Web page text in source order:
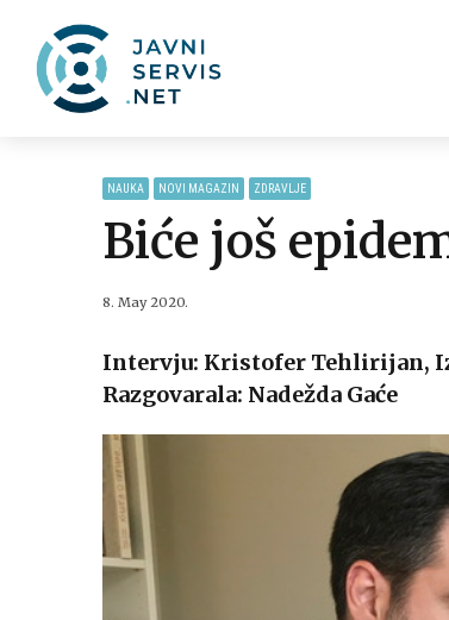
NAUKA NOVI MAGAZIN ZDRAVLJE
Biće još
8. May 2020.
Intervju: Kristofer Tehlirijan,
Razgovarala: Nadežda Gaće